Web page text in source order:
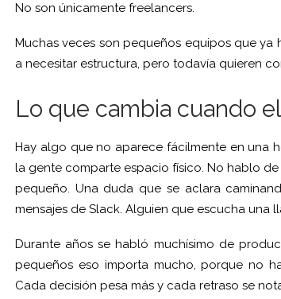
No son únicamente freelancers.
Muchas veces son pequeños equipos que
a necesitar estructura, pero todavía quieren
Lo que cambia cuando
Hay algo que no aparece fácilmente en una
la gente comparte espacio físico. No hablo
pequeño. Una duda que se aclara
mensajes de Slack. Alguien que escucha una
Durante años se habló muchísimo de
pequeños eso importa mucho, porque no
Cada decisión pesa más y cada retraso se